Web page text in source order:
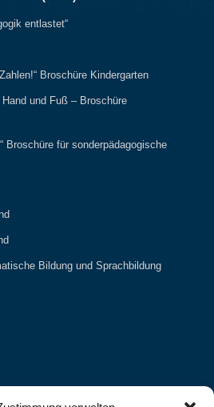
entlastet“
Broschüre Kindergarten
und Fuß – Broschüre
Broschüre für sonderpädagogische
Bildung und Sprachbildung